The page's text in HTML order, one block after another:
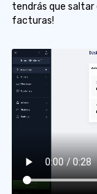
tendrás que
facturas!